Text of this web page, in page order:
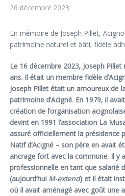
26 décembre 2023
En mémoire de Joseph Pillet,
patrimoine naturel et bâti, fidèle
Le 16 décembre 2023, Joseph Pillet
ans. Il était un membre fidèle
Joseph Pillet était un amoureux de
patrimoine d’Acigné. En 1979, il
création de l’organisation
devint en 1991 l’association La
assuré officiellement la présidence
Natif d’Acigné – son père en avait
ancrage fort avec la commune. Il y
professionnelle en tant que salarié
(aujourd’hui M-extend) et il était
où il avait aménagé avec goût une